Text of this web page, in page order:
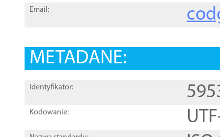
Email:
METADANE:
Identyfikator:
Kodowanie: